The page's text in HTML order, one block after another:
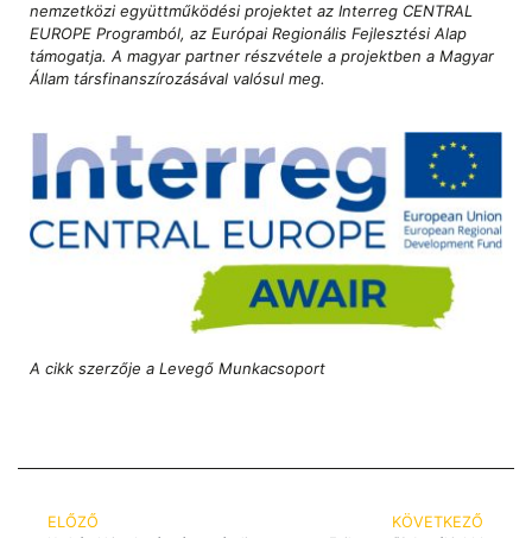
nemzetközi együttműködési projektet az Interreg CENTRAL
EUROPE Programból, az Európai Regionális Fejlesztési Alap
támogatja. A magyar partner részvétele a projektben a Magyar
Állam társfinanszírozásával valósul meg.
A cikk szerzője a Levegő Munkacsoport
ELŐZŐ KÖVETKEZŐ